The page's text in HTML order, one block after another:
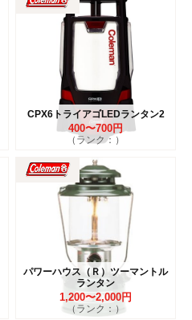
CPX6トライアゴLEDランタン2
400〜700円
（ランク：）
パワーハウス（Ｒ）ツーマントル
ランタン
1,200〜2,000円
（ランク：）